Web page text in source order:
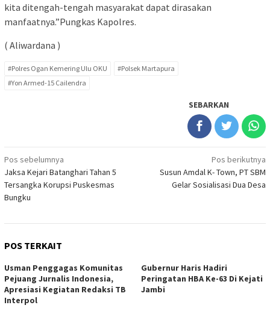
kita ditengah-tengah masyarakat dapat dirasakan
manfaatnya.”Pungkas Kapolres.
( Aliwardana )
#Polres Ogan Kemering Ulu OKU
#Polsek Martapura
#Yon Armed-15 Cailendra
SEBARKAN
Navigasi
pos
Pos sebelumnya
Jaksa Kejari Batanghari Tahan 5
Tersangka Korupsi Puskesmas
Bungku
Pos berikutnya
Susun Amdal K- Town, PT SBM
Gelar Sosialisasi Dua Desa
POS TERKAIT
Usman Penggagas Komunitas
Pejuang Jurnalis Indonesia,
Apresiasi Kegiatan Redaksi TB
Interpol
Gubernur Haris Hadiri
Peringatan HBA Ke-63 Di Kejati
Jambi